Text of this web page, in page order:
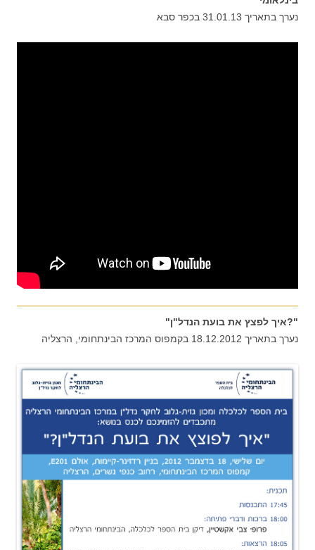
נערך בתאריך 31.01.13 בכפר סבא
"?איך לפצץ את בועת הנדל"ן"
נערך בתאריך 18.12.2012 בקמפוס המרכז הבינתחומי, הרצליה